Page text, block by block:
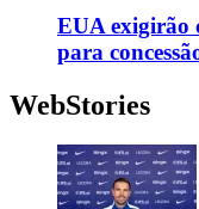
EUA exigirão
para
WebStories